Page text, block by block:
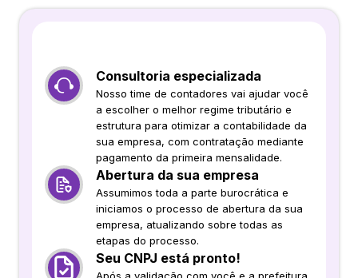
Consultoria especializada
Nosso time de contadores vai ajudar você
a escolher o melhor regime tributário e
estrutura para otimizar a contabilidade da
sua empresa, com contratação mediante
pagamento da primeira mensalidade.
Abertura da sua empresa
Assumimos toda a parte burocrática e
iniciamos o processo de abertura da sua
empresa, atualizando sobre todas as
etapas do processo.
Seu CNPJ está pronto!
Após a validação com você e a prefeitura